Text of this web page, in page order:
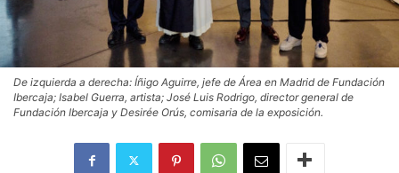
De izquierda a derecha: Íñigo Aguirre, jefe de Área en Madrid de Fundación
Ibercaja; Isabel Guerra, artista; José Luis Rodrigo, director general de
Fundación Ibercaja y Desirée Orús, comisaria de la exposición.